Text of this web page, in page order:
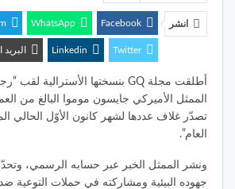
انشر Facebook
WhatsApp
Twitter
Linkedin
تصدّر غلاف عددها لشهر كانون الأوّل الحالي
العام”.
ونشر الممثل الخبر عبر حسابه الرسمي،
جهوده البيئية ومشاركته في حملات التوعية